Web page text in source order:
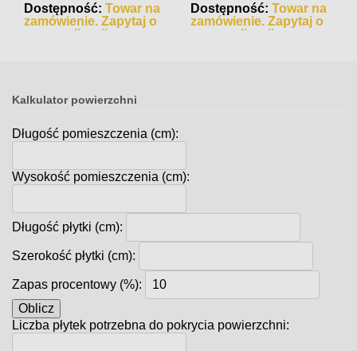
Dostępność: Towar na
zamówienie. Zapytaj o
czas realizacji
Dostępność: Towar na
zamówienie. Zapytaj o
czas realizacji
Kalkulator powierzchni
Długość pomieszczenia (cm):
Wysokość pomieszczenia (cm):
Długość płytki (cm):
Szerokość płytki (cm):
Zapas procentowy (%):
Oblicz
Liczba płytek potrzebna do pokrycia powierzchni: